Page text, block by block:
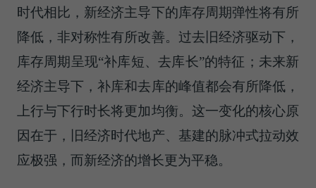
时代相比，新经济主导下的库存周期弹性将有所
降低，非对称性有所改善。过去旧经济驱动下，
库存周期呈现“补库短、去库长”的特征；未来新
经济主导下，补库和去库的峰值都会有所降低，
上行与下行时长将更加均衡。这一变化的核心原
因在于，旧经济时代地产、基建的脉冲式拉动效
应极强，而新经济的增长更为平稳。